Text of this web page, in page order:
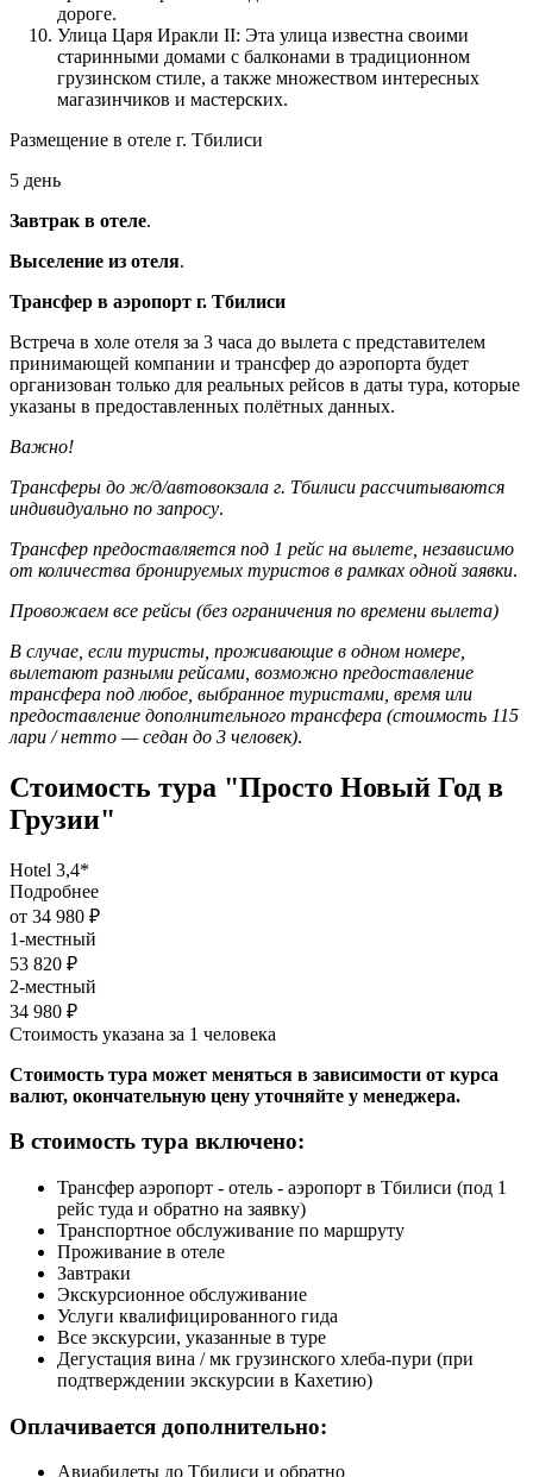
дороге.
Улица Царя Иракли II: Эта улица известна своими
старинными домами с балконами в традиционном
грузинском стиле, а также множеством интересных
магазинчиков и мастерских.
Размещение в отеле г. Тбилиси
5 день
Завтрак в отеле.
Выселение из отеля.
Трансфер в аэропорт г. Тбилиси
Встреча в холе отеля за 3 часа до вылета с представителем
принимающей компании и трансфер до аэропорта будет
организован только для реальных рейсов в даты тура, которые
указаны в предоставленных полётных данных.
Важно!
Трансферы до ж/д/автовокзала г. Тбилиси рассчитываются
индивидуально по запросу.
Трансфер предоставляется под 1 рейс на вылете, независимо
от количества бронируемых туристов в рамках одной заявки.
Провожаем все рейсы (без ограничения по времени вылета)
В случае, если туристы, проживающие в одном номере,
вылетают разными рейсами, возможно предоставление
трансфера под любое, выбранное туристами, время или
предоставление дополнительного трансфера (стоимость 115
лари / нетто — седан до 3 человек).
Стоимость тура "Просто Новый Год в
Грузии"
Hotel 3,4*
Подробнее
от 34 980 ₽
1-местный
53 820 ₽
2-местный
34 980 ₽
Стоимость указана за 1 человека
Стоимость тура может меняться в зависимости от курса
валют, окончательную цену уточняйте у менеджера.
В стоимость тура включено:
Трансфер аэропорт - отель - аэропорт в Тбилиси (под 1
рейс туда и обратно на заявку)
Транспортное обслуживание по маршруту
Проживание в отеле
Завтраки
Экскурсионное обслуживание
Услуги квалифицированного гида
Все экскурсии, указанные в туре
Дегустация вина / мк грузинского хлеба-пури (при
подтверждении экскурсии в Кахетию)
Оплачивается дополнительно:
Авиабилеты до Тбилиси и обратно